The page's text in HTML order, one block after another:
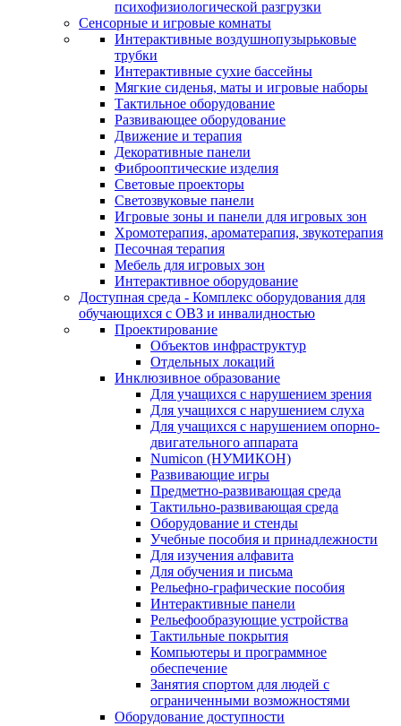
психофизиологической разгрузки
Сенсорные и игровые комнаты
Интерактивные воздушнопузырьковые
трубки
Интерактивные сухие бассейны
Мягкие сиденья, маты и игровые наборы
Тактильное оборудование
Развивающее оборудование
Движение и терапия
Декоративные панели
Фиброоптические изделия
Световые проекторы
Светозвуковые панели
Игровые зоны и панели для игровых зон
Хромотерапия, ароматерапия, звукотерапия
Песочная терапия
Мебель для игровых зон
Интерактивное оборудование
Доступная среда - Комплекс оборудования для
обучающихся с ОВЗ и инвалидностью
Проектирование
Объектов инфраструктур
Отдельных локаций
Инклюзивное образование
Для учащихся с нарушением зрения
Для учащихся с нарушением слуха
Для учащихся с нарушением опорно-
двигательного аппарата
Numicon (НУМИКОН)
Развивающие игры
Предметно-развивающая среда
Тактильно-развивающая среда
Оборудование и стенды
Учебные пособия и принадлежности
Для изучения алфавита
Для обучения и письма
Рельефно-графические пособия
Интерактивные панели
Рельефообразующие устройства
Тактильные покрытия
Компьютеры и программное
обеспечение
Занятия спортом для людей с
ограниченными возможностями
Оборудование доступности